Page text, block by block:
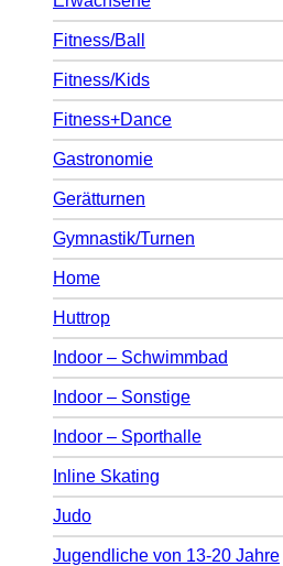
Fitness/Ball
Fitness/Kids
Fitness+Dance
Gastronomie
Gerätturnen
Gymnastik/Turnen
Home
Huttrop
Indoor – Schwimmbad
Indoor – Sonstige
Indoor – Sporthalle
Inline Skating
Judo
Jugendliche von 13-20 Jahre